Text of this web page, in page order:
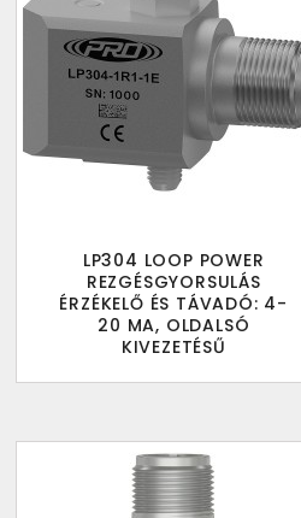
LP304 LOOP POWER
REZGÉSGYORSULÁS
ÉRZÉKELŐ ÉS TÁVADÓ: 4-
20 MA, OLDALSÓ
KIVEZETÉSŰ